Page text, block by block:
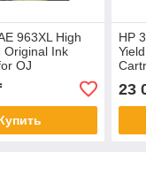
963XL High
Original Ink
OJ
9010/9020, up
HP
to
23